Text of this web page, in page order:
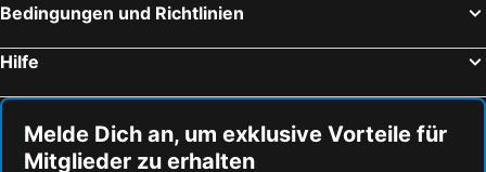
Bedingungen und Richtlinien
Hilfe
Melde Dich an, um exklusive Vorteile für
Mitglieder zu erhalten